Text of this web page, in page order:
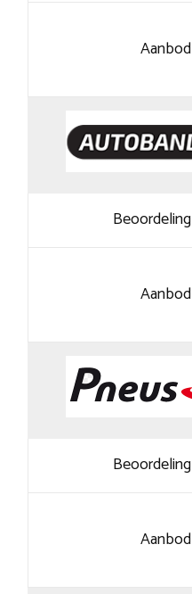
Aanbod
Beoordeling
Aanbod
Beoordeling
Aanbod